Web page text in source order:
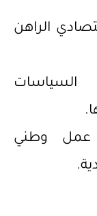
الراهن
السياسات
عمل وطني